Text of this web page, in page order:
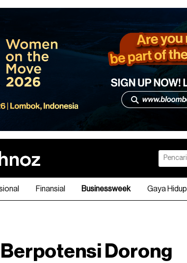
Finansial Businessweek Gaya Hidup
Dorong